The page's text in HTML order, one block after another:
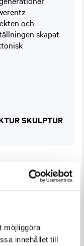
möjliggöra
innehållet till
och
skapat
SKULPTUR
visning,